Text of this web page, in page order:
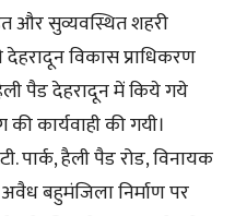
और सुव्यवस्थित शहरी
विकास प्राधिकरण
हैली पैड देहरादून में किये गये
कार्यवाही की गयी।
पार्क, हैली पैड रोड, विनायक
अवैध बहुमंजिला निर्माण पर